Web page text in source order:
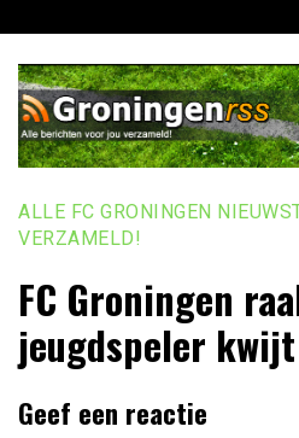
naar
inhoud
ALLE FC GRONINGEN
VERZAMELD!
FC Groningen
jeugdspeler
Geef een reactie